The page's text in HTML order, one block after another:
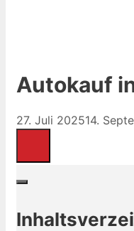
Autokauf
27. Juli 202514.